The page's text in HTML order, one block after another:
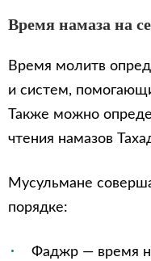
Время намаза на
Время молитв
и систем,
Также можно
чтения намазов
Мусульмане
порядке:
Фаджр — время